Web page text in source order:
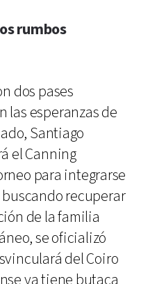
rumbos
dos pases
las esperanzas de
Santiago
el Canning
para integrarse
buscando recuperar
de la familia
se oficializó
del Coiro
ya tiene butaca